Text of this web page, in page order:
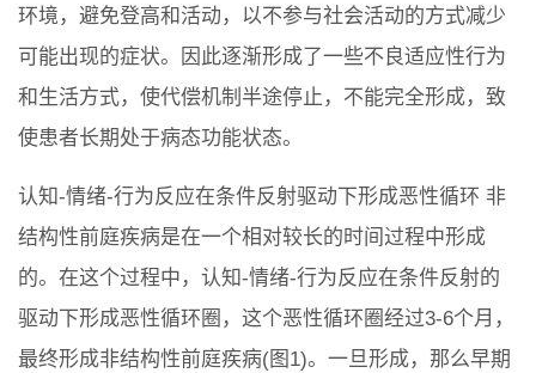
环境，避免登高和活动，以不参与社会活动的方式减少
可能出现的症状。因此逐渐形成了一些不良适应性行为
和生活方式，使代偿机制半途停止，不能完全形成，致
使患者长期处于病态功能状态。
认知-情绪-行为反应在条件反射驱动下形成恶性循环 非
结构性前庭疾病是在一个相对较长的时间过程中形成
的。在这个过程中，认知-情绪-行为反应在条件反射的
驱动下形成恶性循环圈，这个恶性循环圈经过3-6个月，
最终形成非结构性前庭疾病(图1)。一旦形成，那么早期